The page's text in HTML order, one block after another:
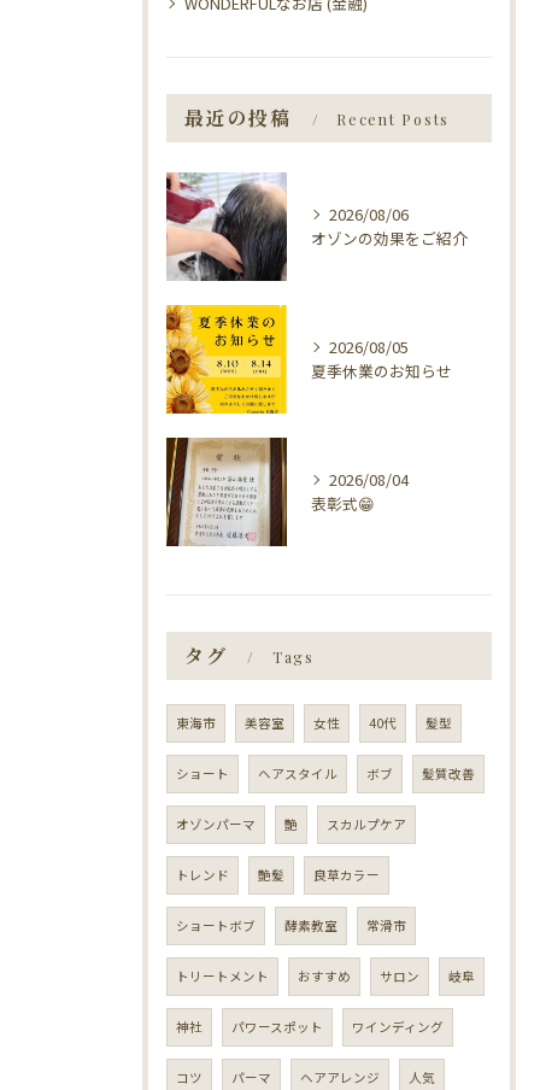
最近の投稿 Recent Posts
2026/08/06
オゾンの効果をご紹介
2026/08/05
夏季休業のお知らせ
2026/08/04
表彰式😁
タグ Tags
東海市 美容室 女性 40代 髪型
ショート ヘアスタイル ボブ 髪質改善
オゾンパーマ 艶 スカルプケア
トレンド 艶髪 良草カラー
ショートボブ 酵素教室 常滑市
トリートメント おすすめ サロン 岐阜
神社 パワースポット ワインディング
コツ パーマ ヘアアレンジ 人気